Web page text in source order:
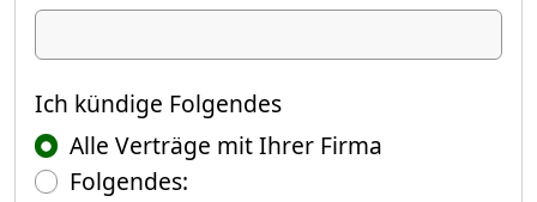
Ich kündige
Ich kündige Folgendes
Alle Verträge mit Ihrer Firma
Folgendes: